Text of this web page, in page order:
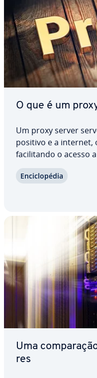
O que é um
Um proxy server
po­si­tivo e a internet,
fa­ci­li­tando o acesso
vantagens oferecem
En­ci­clo­pé­dia
Uma
res